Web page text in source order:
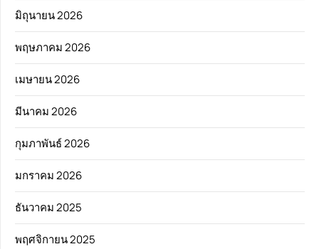
มิถุนายน 2026
พฤษภาคม 2026
เมษายน 2026
มีนาคม 2026
กุมภาพันธ์ 2026
มกราคม 2026
ธันวาคม 2025
พฤศจิกายน 2025